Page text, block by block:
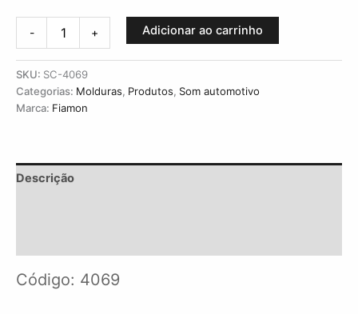
- + Adicionar ao carrinho
SKU: SC-4069
Categorias: Molduras, Produtos, Som automotivo
Marca: Fiamon
Descrição
Código: 4069